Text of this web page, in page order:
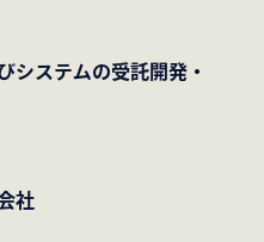
システムの受託開発・
社